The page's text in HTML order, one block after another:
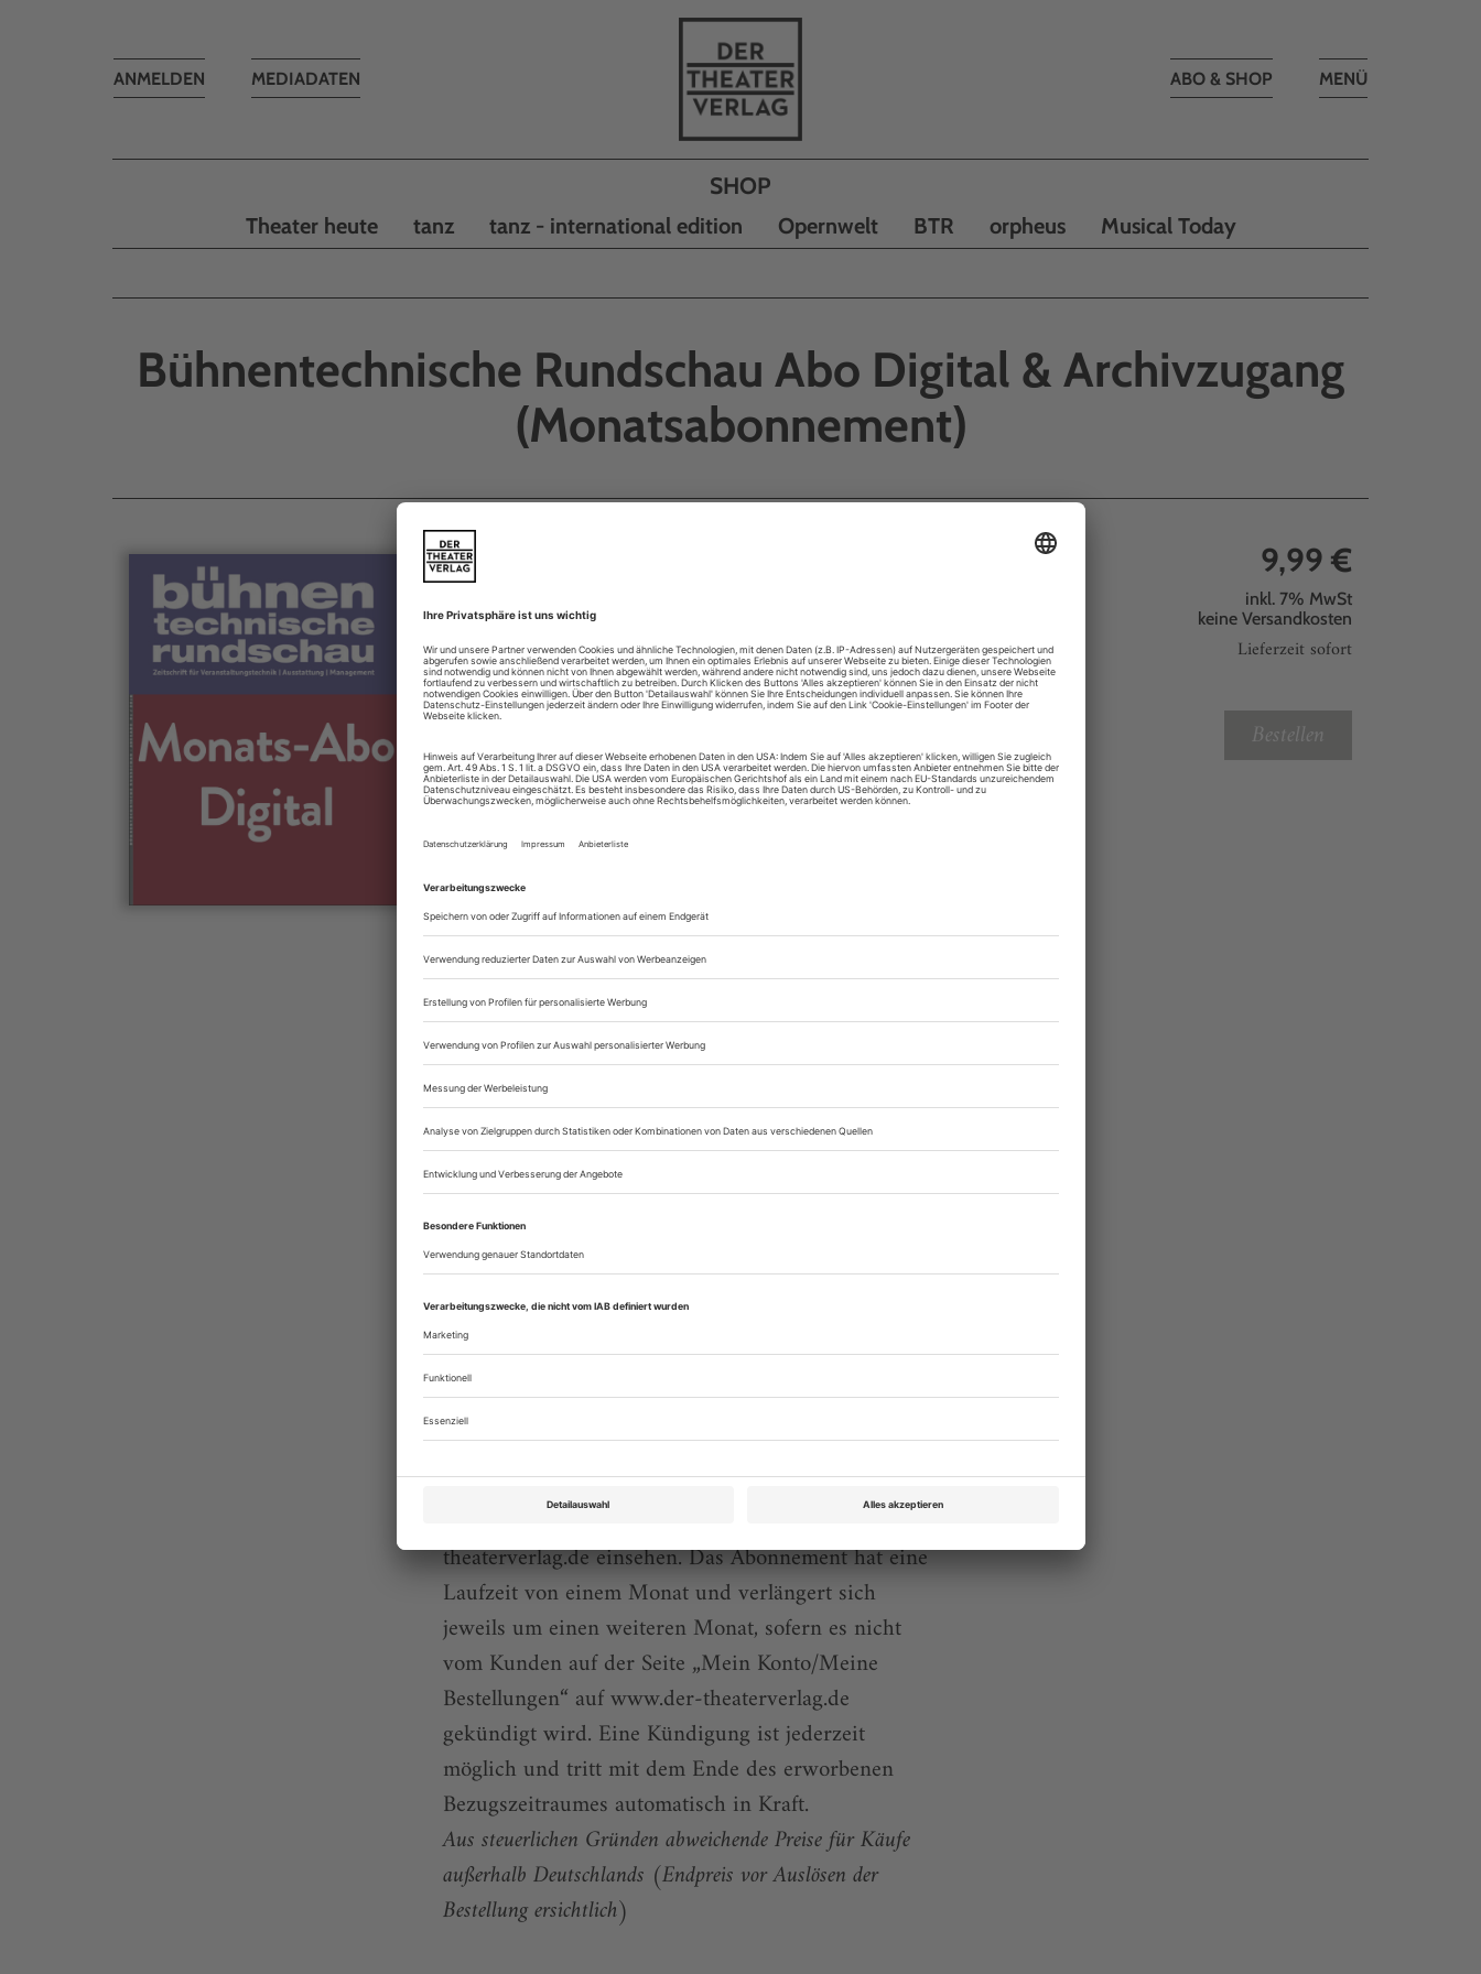
Toggle
MENÜ
ABO & SHOP
MEDIADATEN
Toggle
ANMELDEN
Theater heute tanz tanz - international edition Opernwelt BTR orpheus Musical Today
Bühnentechnische Rundschau Abo Digital & Archivzugang
(Monatsabonnement)
Für alle, die elektronisch unterwegs sind.
Mit diesem Abo erhalten Sie Zugang:
zum Online-Archiv der BTR
zum ePaper der aktuellen Ausgabe
Die Bühnentechnische Rundschau, die Zeitschrift
für Veranstaltungstechnik, Ausstattung, Architektur
und Management wird in mehr als 30 Ländern
gelesen. In der Bundesrepublik ist sie Organ der
DTHG (Deutsche Theatertechnische Gesellschaft)
und der OISTAT (Organisation Internationale des
Scénographes). Die Bühnentechnische Rundschau
informiert zudem über Aktivitäten des EVVC
(Europäischer Verband der Veranstaltungs-Centren
e. V.), des VDT (Verband Deutscher Tonmeister)
und des Szenografie-Bundes. Die Bühnentechnische
Rundschau bringt aktuelle Beiträge über
Theaterarchitektur, Bühnenbild und Insze­­nierung,
technische Einrichtungen und Management, aber
auch über berufliche Bildung, Sicherheit, neue
Produkte und Aktuelles aus der Branche. Die
Bühnentechnische Rundschau ist als einzige
theatertechnische Zeitschrift in allen
deutschsprachigen Ländern praktisch lückenlos
verbreitet und wird weltweit von Fachleuten
gelesen.
Sie erhalten Zugang zum Online-Archiv der BTR
und können sowohl das aktuelle ePaper als auch das
theaterverlag.de einsehen. Das Abonnement hat eine
Laufzeit von einem Monat und verlängert sich
jeweils um einen weiteren Monat, sofern es nicht
vom Kunden auf der Seite „Mein Konto/Meine
Bestellungen“ auf www.der-theaterverlag.de
gekündigt wird. Eine Kündigung ist jederzeit
möglich und tritt mit dem Ende des erworbenen
Bezugszeitraumes automatisch in Kraft.
Aus steuerlichen Gründen abweichende Preise für Käufe
außerhalb Deutschlands (Endpreis vor Auslösen der
Bestellung ersichtlich)
9,99 €
inkl. 7% MwSt
keine Versandkosten
Lieferzeit sofort
Bestellen